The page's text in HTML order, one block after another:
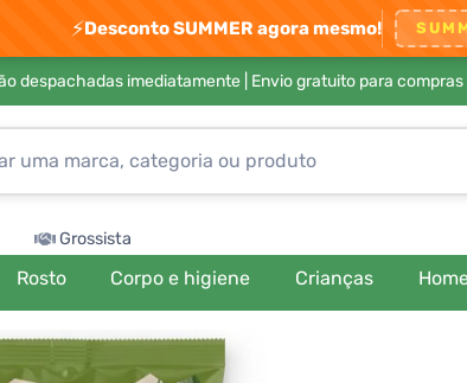
⚡Desconto SUMMER agora mesmo!
despachadas imediatamente | Envio gratuito para compras
Grossista
Rosto Corpo e higiene Crianças